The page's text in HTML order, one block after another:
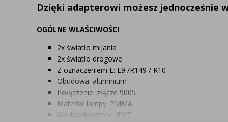
Dzięki adapterowi możesz jednocześnie
OGÓLNE WŁAŚCIWOŚCI
2x światło mijania
2x światło drogowe
Z oznaczeniem E: E9 /R149 / R10
Obudowa: aluminium
Połączenie: złącze 9005
Materiał lampy: PMMA
Wodoodporność: IP67